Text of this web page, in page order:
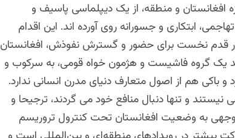
و منطقه، از یک دیپلماسی پاسیف و
ابتکاری و جسورانه روی آورده اند. این اقدام
قدم نخست برای حضور و گسترش نفوذش، افغانستان
بند یک گروه فاشیست و هژمون خواه قومی، به سرکوب و
هم از اصول متعارف دنیای مدرن انسانی ندارد.
نیستند و تنها دنبال منافع خود می گردند، ترجیحا و
توجهی به وضعیت افغانستان تحت کنترول تروریسم